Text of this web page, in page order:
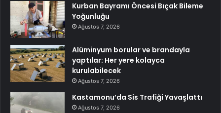
Kurban Bayramı Öncesi Bıçak Bileme
Yoğunluğu
Ağustos 7, 2026
Alüminyum borular ve brandayla
yaptılar: Her yere kolayca
kurulabilecek
Ağustos 7, 2026
Kastamonu’da Sis Trafiği Yavaşlattı
Ağustos 7, 2026